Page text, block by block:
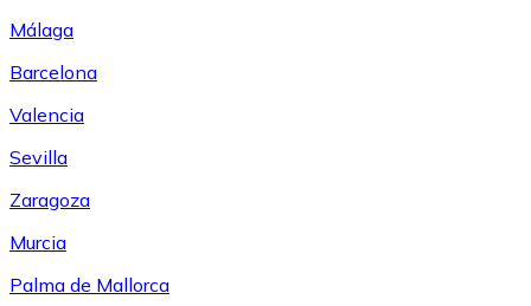
Málaga
Barcelona
Valencia
Sevilla
Zaragoza
Murcia
Palma de Mallorca